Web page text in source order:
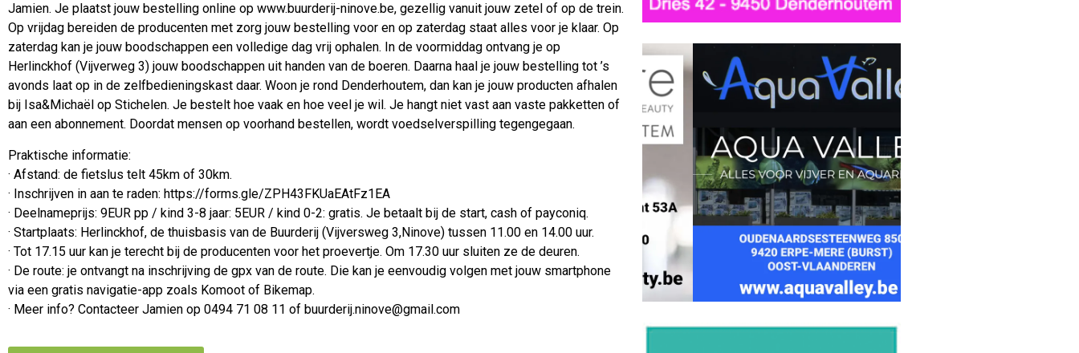
Jamien. Je plaatst jouw bestelling online op www.buurderij-ninove.be, gezellig vanuit jouw zetel of op de trein.
Op vrijdag bereiden de producenten met zorg jouw bestelling voor en op zaterdag staat alles voor je klaar. Op
zaterdag kan je jouw boodschappen een volledige dag vrij ophalen. In de voormiddag ontvang je op
Herlinckhof (Vijverweg 3) jouw boodschappen uit handen van de boeren. Daarna haal je jouw bestelling tot ’s
avonds laat op in de zelfbedieningskast daar. Woon je rond Denderhoutem, dan kan je jouw producten afhalen
bij Isa&Michaël op Stichelen. Je bestelt hoe vaak en hoe veel je wil. Je hangt niet vast aan vaste pakketten of
aan een abonnement. Doordat mensen op voorhand bestellen, wordt voedselverspilling tegengegaan.
Praktische informatie:
· Afstand: de fietslus telt 45km of 30km.
· Inschrijven in aan te raden: https://forms.gle/ZPH43FKUaEAtFz1EA
· Deelnameprijs: 9EUR pp / kind 3-8 jaar: 5EUR / kind 0-2: gratis. Je betaalt bij de start, cash of payconiq.
· Startplaats: Herlinckhof, de thuisbasis van de Buurderij (Vijversweg 3,Ninove) tussen 11.00 en 14.00 uur.
· Tot 17.15 uur kan je terecht bij de producenten voor het proevertje. Om 17.30 uur sluiten ze de deuren.
· De route: je ontvangt na inschrijving de gpx van de route. Die kan je eenvoudig volgen met jouw smartphone
via een gratis navigatie-app zoals Komoot of Bikemap.
· Meer info? Contacteer Jamien op 0494 71 08 11 of buurderij.ninove@gmail.com